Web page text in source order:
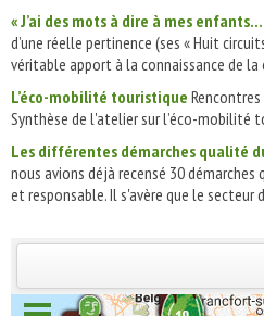
« J’ai des mots à dire à mes enfants...
d’une réelle pertinence (ses « Huit
véritable apport à la connaissance de
L’éco-mobilité touristique
Synthèse de l'atelier sur l’éco-mobilité
Les différentes démarches qualité
nous avions déjà recensé 30
et responsable. Il s'avère que le
INSCRIVEZ-VOUS | ABONNEZ-